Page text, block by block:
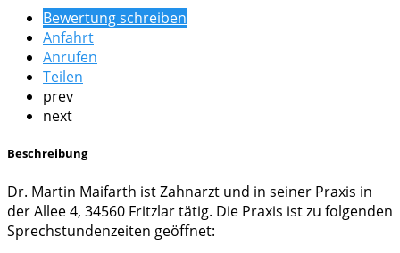
Bewertung schreiben
Anfahrt
Anrufen
Teilen
prev
next
Beschreibung
Dr. Martin Maifarth ist Zahnarzt und in seiner Praxis in
der Allee 4, 34560 Fritzlar tätig. Die Praxis ist zu folgenden
Sprechstundenzeiten geöffnet: